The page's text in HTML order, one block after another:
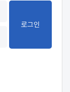
로그인